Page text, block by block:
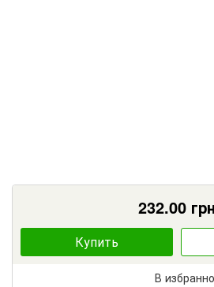
232.00 грн
Купить
В